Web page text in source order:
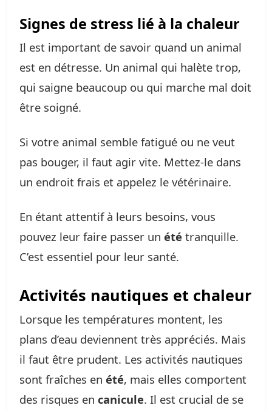
Signes de stress lié à la chaleur
Il est important de savoir quand un animal
est en détresse. Un animal qui halète trop,
qui saigne beaucoup ou qui marche mal doit
être soigné.
Si votre animal semble fatigué ou ne veut
pas bouger, il faut agir vite. Mettez-le dans
un endroit frais et appelez le vétérinaire.
En étant attentif à leurs besoins, vous
pouvez leur faire passer un été tranquille.
C’est essentiel pour leur santé.
Activités nautiques et chaleur
Lorsque les températures montent, les
plans d’eau deviennent très appréciés. Mais
il faut être prudent. Les activités nautiques
sont fraîches en été, mais elles comportent
des risques en canicule. Il est crucial de se